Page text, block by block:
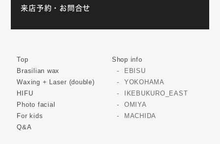
来店予約・お問合せ
Top
Brasilian wax
Waxing + Laser (double)
HIFU
Photo facial
For kids
Q&A
Shop info
EBISU
YOKOHAMA
IKEBUKURO_EAST
OMIYA
MACHIDA